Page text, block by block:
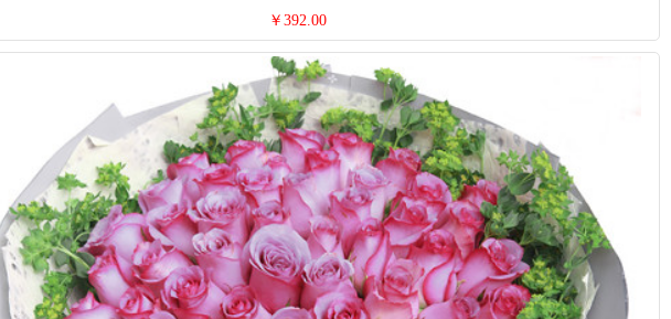
￥392.00